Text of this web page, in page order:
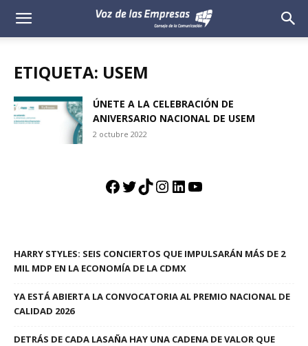
Voz
Empresas
ETIQUETA: USEM
ÚNETE A LA CELEBRACIÓN DE
ANIVERSARIO NACIONAL DE USEM
2 octubre 2022
Facebook
Twitter
TikTok
Instagram
LinkedIn
YouTube
HARRY STYLES: SEIS CONCIERTOS QUE IMPULSARÁN MÁS DE 2
MIL MDP EN LA ECONOMÍA DE LA CDMX
YA ESTÁ ABIERTA LA CONVOCATORIA AL PREMIO NACIONAL DE
CALIDAD 2026
DETRÁS DE CADA LASAÑA HAY UNA CADENA DE VALOR QUE